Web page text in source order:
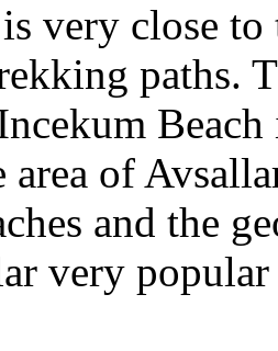
very close to
paths.
area of
and the
very